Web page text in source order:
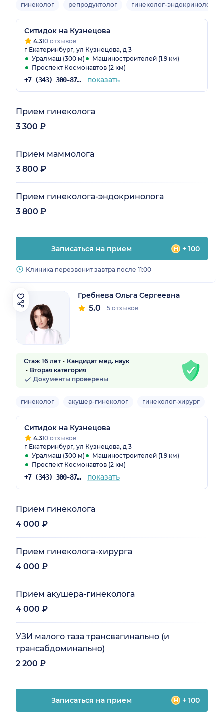
гинеколог репродуктолог гинеколог-эндокринолог
Ситидок на Кузнецова
4.310 отзывов
г Екатеринбург, ул Кузнецова, д 3
Уралмаш (300 м)
Машиностроителей (1.9 км)
Проспект Космонавтов (2 км)
+7 (343) 300-87-22 показать
Прием гинеколога
3 300 ₽
Прием маммолога
3 800 ₽
Прием гинеколога-эндокринолога
3 800 ₽
Записаться на прием + 100
Клиника перезвонит завтра после 11:00
Гребнева Ольга Сергеевна
5.0 5 отзывов
Стаж 16 лет
Кандидат мед. наук
Вторая категория
Документы проверены
гинеколог акушер-гинеколог гинеколог-хирург
Ситидок на Кузнецова
4.310 отзывов
г Екатеринбург, ул Кузнецова, д 3
Уралмаш (300 м)
Машиностроителей (1.9 км)
Проспект Космонавтов (2 км)
+7 (343) 300-87-22 показать
Прием гинеколога
4 000 ₽
Прием гинеколога-хирурга
4 000 ₽
Прием акушера-гинеколога
4 000 ₽
УЗИ малого таза трансвагинально (и
трансабдоминально)
2 200 ₽
Записаться на прием + 100